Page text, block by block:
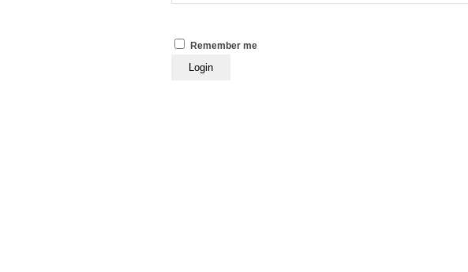
Remember me